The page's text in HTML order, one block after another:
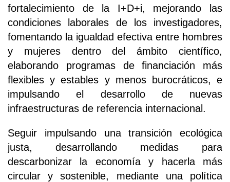
fortalecimiento de la I+D+i, mejorando las
condiciones laborales de los investigadores,
fomentando la igualdad efectiva entre hombres
y mujeres dentro del ámbito científico,
elaborando programas de financiación más
flexibles y estables y menos burocráticos, e
impulsando el desarrollo de nuevas
infraestructuras de referencia internacional.
Seguir impulsando una transición ecológica
justa, desarrollando medidas para
descarbonizar la economía y hacerla más
circular y sostenible, mediante una política